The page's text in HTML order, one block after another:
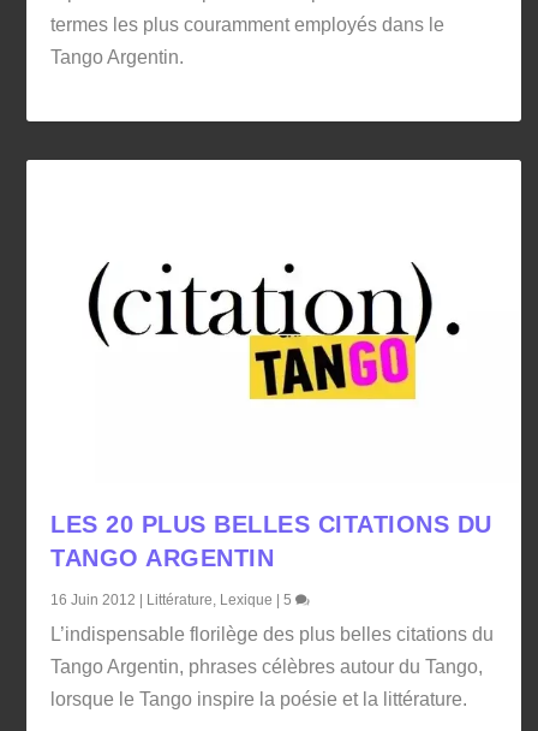
termes les plus couramment employés dans le
Tango Argentin.
LES 20 PLUS BELLES CITATIONS DU
TANGO ARGENTIN
16 Juin 2012 Littérature, Lexique |5
L’indispensable florilège des plus belles citations du
Tango Argentin, phrases célèbres autour du Tango,
lorsque le Tango inspire la poésie et la littérature.